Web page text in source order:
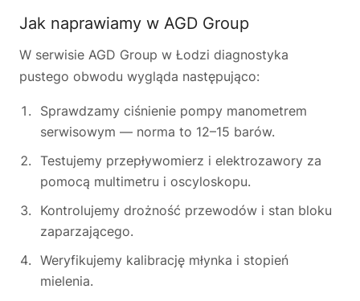
Jak naprawiamy w AGD Group
W serwisie AGD Group w Łodzi diagnostyka
pustego obwodu wygląda następująco:
Sprawdzamy ciśnienie pompy manometrem
serwisowym — norma to 12–15 barów.
Testujemy przepływomierz i elektrozawory za
pomocą multimetru i oscyloskopu.
Kontrolujemy drożność przewodów i stan bloku
zaparzającego.
Weryfikujemy kalibrację młynka i stopień
mielenia.